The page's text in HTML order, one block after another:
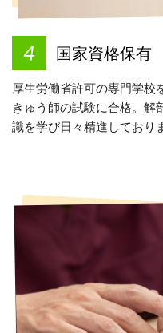
国家資格保有
厚生労働省許可の専門学校
きゅう師の試験に合格。解
識を学び日々精進しており